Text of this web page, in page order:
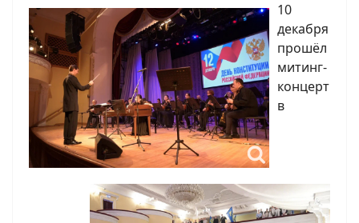
10
декабря
прошёл
митинг-
концерт
в